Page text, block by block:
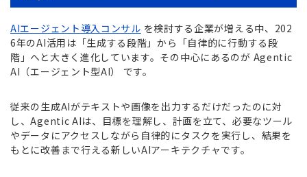
AIエージェント導入コンサル を検討する企業が増える中、202
6年のAI活用は「生成する段階」から「自律的に行動する段
階」へと大きく進化しています。その中心にあるのが Agentic
AI（エージェント型AI） です。
従来の生成AIがテキストや画像を出力するだけだったのに対
し、Agentic AIは、目標を理解し、計画を立て、必要なツール
やデータにアクセスしながら自律的にタスクを実行し、結果を
もとに改善まで行える新しいAIアーキテクチャです。